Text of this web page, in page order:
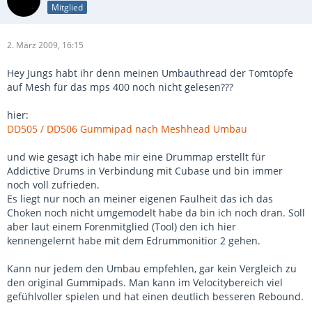
Mitglied
2. März 2009, 16:15
Hey Jungs habt ihr denn meinen Umbauthread der Tomtöpfe
auf Mesh für das mps 400 noch nicht gelesen???
hier:
DD505 / DD506 Gummipad nach Meshhead Umbau
und wie gesagt ich habe mir eine Drummap erstellt für
Addictive Drums in Verbindung mit Cubase und bin immer
noch voll zufrieden.
Es liegt nur noch an meiner eigenen Faulheit das ich das
Choken noch nicht umgemodelt habe da bin ich noch dran. Soll
aber laut einem Forenmitglied (Tool) den ich hier
kennengelernt habe mit dem Edrummonitior 2 gehen.
Kann nur jedem den Umbau empfehlen, gar kein Vergleich zu
den original Gummipads. Man kann im Velocitybereich viel
gefühlvoller spielen und hat einen deutlich besseren Rebound.